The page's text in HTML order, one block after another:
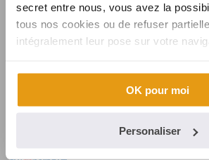
secret entre nous, vous avez la
tous nos cookies ou de refuser
intégralement leur pose sur votre
OK pour moi
Personaliser
Synalcom souhaite la
monétiques pour BURGER